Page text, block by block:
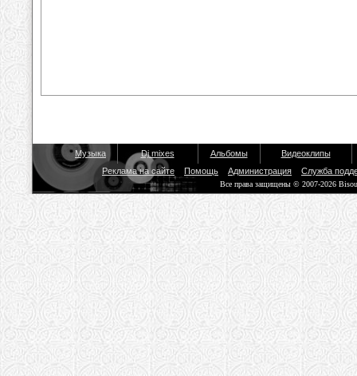
Музыка Dj mixes Альбомы
Видеоклипы
Реклама на сайте
Помощь Администрация Служба
Все права защищены © 2007-2026